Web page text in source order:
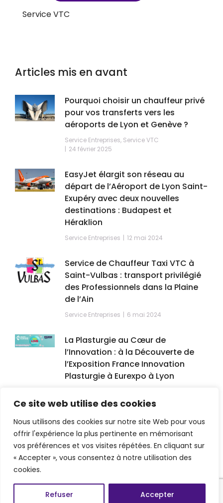
Ce site web utilise des cookies
Nous utilisons des cookies sur notre site Web pour vous
offrir l'expérience la plus pertinente en mémorisant
vos préférences et vos visites répétées. En cliquant sur
« Accepter », vous consentez à notre utilisation des
cookies.
Refuser Accepter
Service VTC
Articles mis en avant
Pourquoi choisir un chauffeur privé
pour vos transferts vers les
aéroports de Lyon et Genève ?
Service Entreprises, Service VTC
24 février 2025
EasyJet élargit son réseau au
départ de l’Aéroport de Lyon Saint-
Exupéry avec deux nouvelles
destinations : Budapest et
Héraklion
Service Entreprises 12 mai 2024
Service de Chauffeur Taxi VTC à
Saint-Vulbas : transport privilégié
des Professionnels dans la Plaine
de l’Ain
Service Entreprises 6 mai 2024
La Plasturgie au Cœur de
l’Innovation : à la Découverte de
l’Exposition France Innovation
Plasturgie à Eurexpo à Lyon